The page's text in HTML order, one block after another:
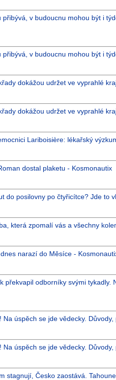
přibývá, v budoucnu mohou být i
přibývá, v budoucnu mohou být i
dokážou udržet ve vyprahlé
dokážou udržet ve vyprahlé
Lariboisière: lékařský
dostal plaketu - Kosmonautix
do posilovny po čtyřicítce? Jde to
která zpomalí vás a všechny
narazí do Měsíce -
překvapil odborníky svými tykadly.
Na úspěch se jde vědecky.
Na úspěch se jde vědecky.
stagnují, Česko zaostává.